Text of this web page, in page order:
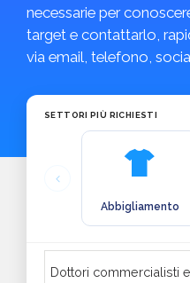
necessarie per
target e contattarlo,
via email, telefono,
SETTORI PIÙ RICHIESTI
Abbigliamento